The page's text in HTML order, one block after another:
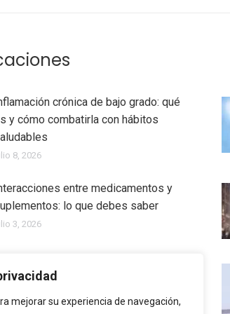
mejorar su experiencia de navegación,
crónica de bajo grado: qué
y cómo combatirla con hábitos
8, 2026
entre medicamentos y
lo que debes saber
3, 2026
La importancia de los minerales:
zinc y otros nutrientes